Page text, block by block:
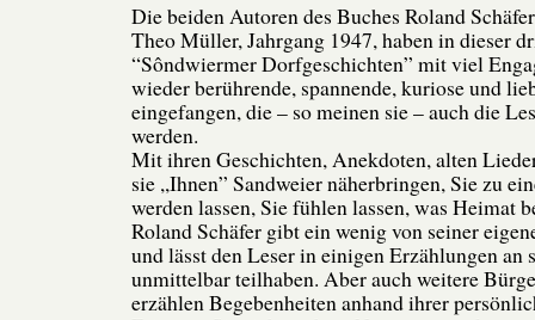
Die beiden Autoren des Buches Roland
Theo Müller, Jahrgang 1947, haben in dieser
“Sôndwiermer Dorfgeschichten” mit viel
wieder berührende, spannende, kuriose und
eingefangen, die – so meinen sie – auch die
werden.
Mit ihren Geschichten, Anekdoten, alten
sie ,,Ihnen” Sandweier näherbringen, Sie zu
werden lassen, Sie fühlen lassen, was Heimat
Roland Schäfer gibt ein wenig von seiner
und lässt den Leser in einigen Erzählungen an
unmittelbar teilhaben. Aber auch weitere
erzählen Begebenheiten anhand ihrer